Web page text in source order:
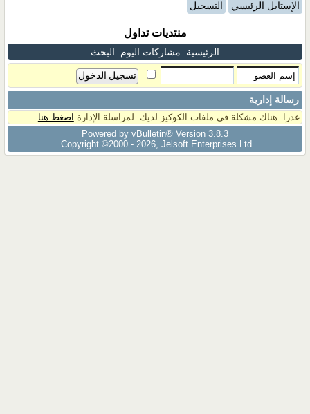
الإستايل الرئيسي التسجيل
منتديات تداول
الرئيسية مشاركات اليوم البحث
رسالة إدارية
عذرا. هناك مشكلة فى ملفات الكوكيز لديك. لمراسلة الإدارة اضغط هنا
Powered by vBulletin® Version 3.8.3
Copyright ©2000 - 2026, Jelsoft Enterprises Ltd.